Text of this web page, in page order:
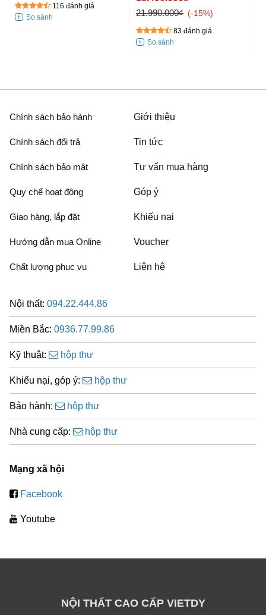
116 đánh giá
21.990.000₫
-15%
83 đánh giá
Chính sách bảo hành
Chính sách đổi trả
Chính sách bảo mật
Quy chế hoạt động
Giao hàng, lắp đặt
Hướng dẫn mua Online
Chất lượng phục vụ
Giới thiệu
Tin tức
Tư vấn mua hàng
Góp ý
Khiếu nại
Voucher
Liên hệ
Nội thất: 094.22.444.86
Miền Bắc: 0936.77.99.86
Kỹ thuật: hộp thư
Khiếu nại, góp ý: hộp thư
Bảo hành: hộp thư
Nhà cung cấp: hộp thư
Mạng xã hội
Facebook
Youtube
NỘI THẤT CAO CẤP VIETDY